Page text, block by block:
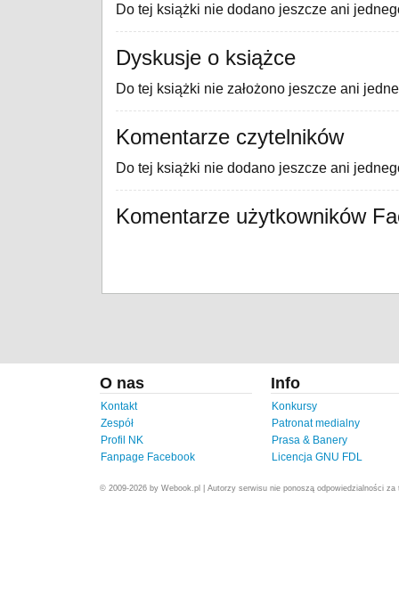
Do tej książki nie dodano jeszcze ani
Dyskusje o książce
Do tej książki nie założono jeszcze ani
Komentarze czytelników
Do tej książki nie dodano jeszcze ani
Komentarze użytkowników
O nas
Kontakt
Zespół
Profil NK
Fanpage Facebook
Info
Konkursy
Patronat medialny
Prasa & Banery
Licencja GNU FDL
© 2009-2026 by Webook.pl | Autorzy serwisu nie ponoszą odpowiedzialności